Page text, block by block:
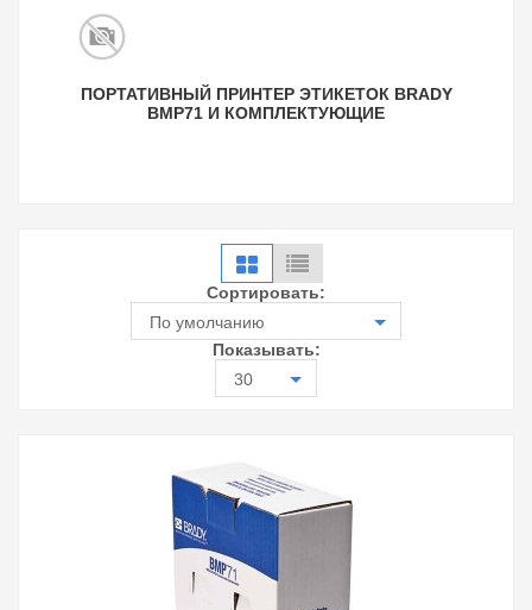
ПОРТАТИВНЫЙ ПРИНТЕР ЭТИКЕТОК BRADY
BMP71 И КОМПЛЕКТУЮЩИЕ
Сортировать:
По умолчанию
Показывать:
30